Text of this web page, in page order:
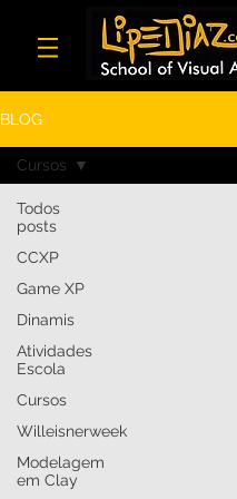
BLOG
Todos
posts
CCXP
Game XP
Dinamis
Atividades
Escola
Cursos
Willeisnerweek
Modelagem
em Clay
Cursos